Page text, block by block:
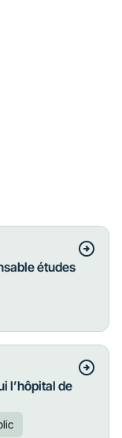
études
l’hôpital de